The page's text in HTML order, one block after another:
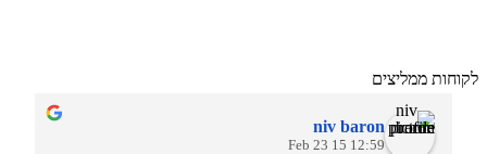
לקוחות ממליצים
niv baron
12:59 15 Feb 23